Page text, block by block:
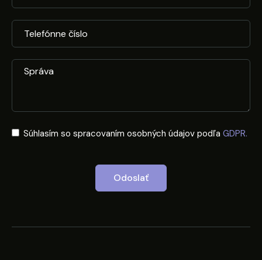
Súhlasím so spracovaním osobných údajov podľa GDPR.
Odoslať